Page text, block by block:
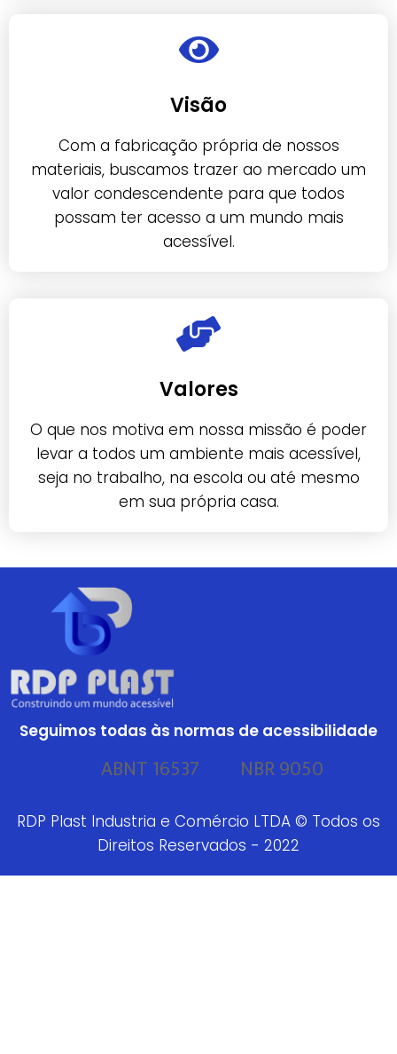
Visão
Com a fabricação própria de nossos
materiais, buscamos trazer ao mercado um
valor condescendente para que todos
possam ter acesso a um mundo mais
acessível.
Valores
O que nos motiva em nossa missão é poder
levar a todos um ambiente mais acessível,
seja no trabalho, na escola ou até mesmo
em sua própria casa.
Seguimos todas às normas de acessibilidade
ABNT 16537 NBR 9050
RDP Plast Industria e Comércio LTDA © Todos os
Direitos Reservados - 2022